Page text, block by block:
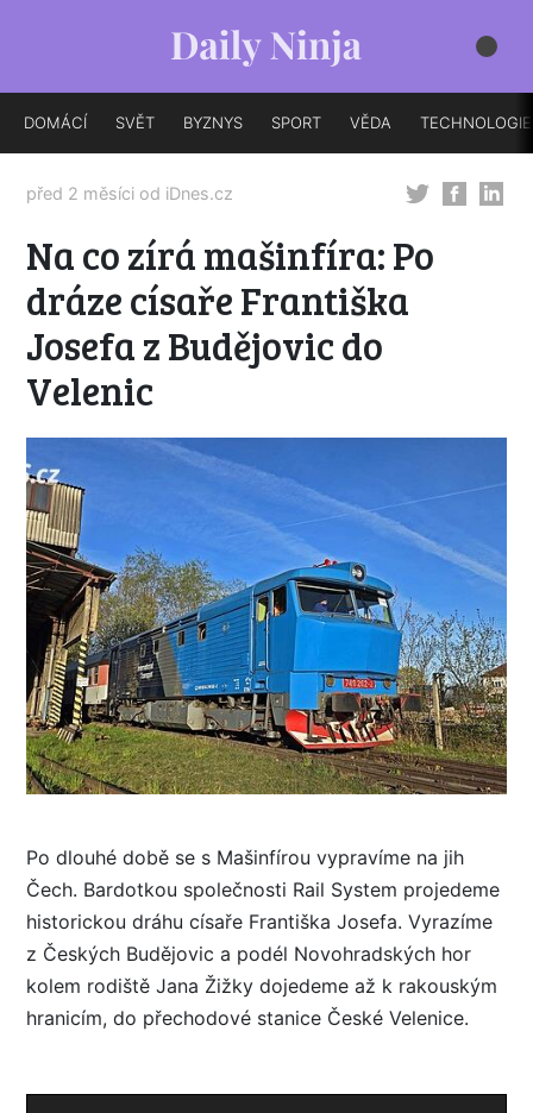
DOMÁCÍ SVĚT BYZNYS SPORT VĚDA TECHNOLOGIE
před 2 měsíci od iDnes.cz
Na co zírá mašinfíra: Po
dráze císaře Františka
Josefa z Budějovic do
Velenic
Po dlouhé době se s Mašinfírou vypravíme na jih
Čech. Bardotkou společnosti Rail System projedeme
historickou dráhu císaře Františka Josefa. Vyrazíme
z Českých Budějovic a podél Novohradských hor
kolem rodiště Jana Žižky dojedeme až k rakouským
hranicím, do přechodové stanice České Velenice.